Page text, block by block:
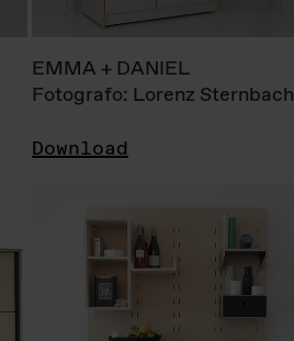
EMMA + DANIEL
Fotografo: Lorenz Sternbach
Download